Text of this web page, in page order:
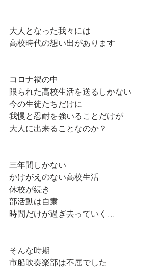
大人となった我々には
高校時代の想い出があります
コロナ禍の中
限られた高校生活を送るしかない
今の生徒たちだけに
我慢と忍耐を強いることだけが
大人に出来ることなのか？
三年間しかない
かけがえのない高校生活
休校が続き
部活動は自粛
時間だけが過ぎ去っていく…
そんな時期
市船吹奏楽部は不屈でした